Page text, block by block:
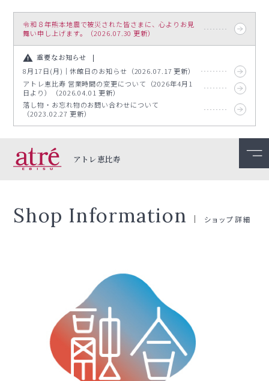
令和８年熊本地震で被災された皆さまに、心よりお見
舞い申し上げます。（2026.07.30 更新）
重要なお知らせ
8月17日(月)｜休館日のお知らせ（2026.07.17 更新）
アトレ恵比寿 営業時間の変更について（2026年4月1
日より）（2026.04.01 更新）
落し物・お忘れ物のお問い合わせについて
（2023.02.27 更新）
アトレ恵比寿
Shop Information ショップ詳細